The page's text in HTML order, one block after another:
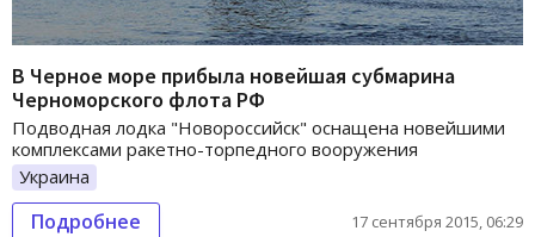
В Черное море прибыла новейшая субмарина
Черноморского флота РФ
Подводная лодка "Новороссийск" оснащена новейшими
комплексами ракетно-торпедного вооружения
Украина
Подробнее 17 сентября 2015, 06:29